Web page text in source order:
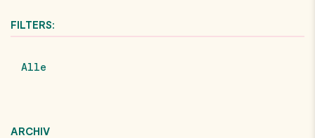
FILTERS:
Alle
ARCHIV